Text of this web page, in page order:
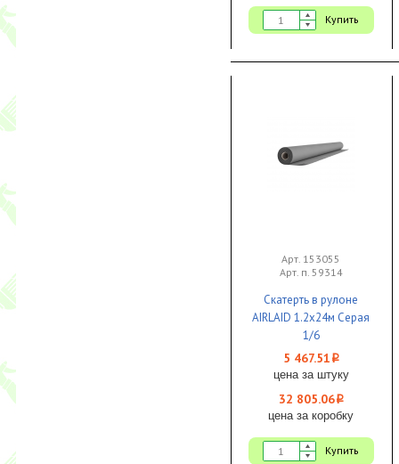
Купить
Арт. 153055
Арт. п. 59314
Скатерть в рулоне
AIRLAID 1.2x24м Серая
1/6
5 467.51 i
цена за штуку
32 805.06i
цена за коробку
Купить